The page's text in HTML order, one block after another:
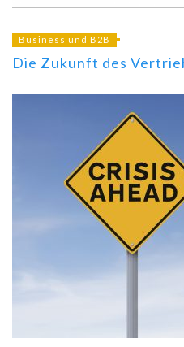
Business und B2B
Die Zukunft des